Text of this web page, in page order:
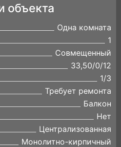
объекта
Одна комната
1
Совмещенный
33,50/0/12
1/3
Требует ремонта
Балкон
Нет
Централизованная
Монолитно-кирпичный